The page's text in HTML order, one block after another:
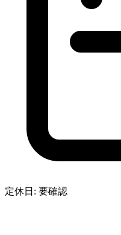
定休日: 要確認